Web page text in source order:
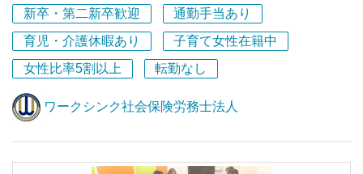
代表の渡邉は、社労士を育てるスクールで
講師を務めていた実績があります。
試験知識から実務への落とし込みまで、
ポイントを押さえたレクチャーが得意です。
実務経験者は大歓迎！
「知識はあるけれど実務経験が少ない」
安心して働ける環境を整えています。
新卒・第二新卒歓迎
通勤手当あり
育児・介護休暇あり
子育て女性在籍中
女性比率5割以上
転勤なし
ワークシンク社会保険労務士法人